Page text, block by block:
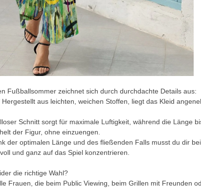
Fußballsommer zeichnet sich durch durchdachte Details aus:
aus leichten, weichen Stoffen, liegt das Kleid
Schnitt sorgt für maximale Luftigkeit, während die Länge
der Figur, ohne einzuengen.
der optimalen Länge und des fließenden Falls musst du dir
und ganz auf das Spiel konzentrieren.
die richtige Wahl?
Frauen, die beim Public Viewing, beim Grillen mit Freunden